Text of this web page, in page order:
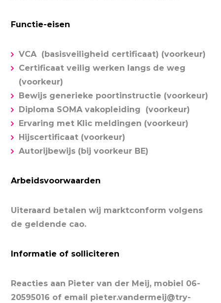
Functie-eisen
VCA (basisveiligheid certificaat) (voorkeur)
Certificaat veilig werken langs de weg
(voorkeur)
Bewijs generieke poortinstructie (voorkeur)
Diploma SOMA vakopleiding (voorkeur)
Ervaring met Klic meldingen (voorkeur)
Hijscertificaat (voorkeur)
Autorijbewijs (bij voorkeur BE)
Arbeidsvoorwaarden
Uiteraard betalen wij marktconform volgens
de geldende cao.
Informatie of solliciteren
Reacties aan Pieter van der Meij, mobiel 06-
20595016 of email pieter.vandermeij@try-